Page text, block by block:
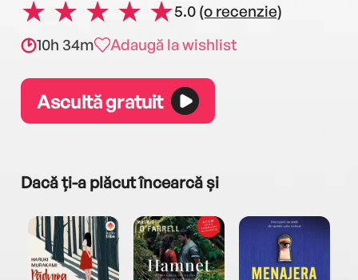
5.0 (o recenzie)
10h 34m
Adaugă la wishlist
Ascultă gratuit
Dacă ți-a plăcut încearcă și